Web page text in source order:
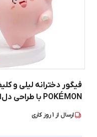
فیگور دخترانه لیلی و
POKÉMON با طراحی دل‌انگیز و جزئیات خاص
ارسال از 1روز کاری